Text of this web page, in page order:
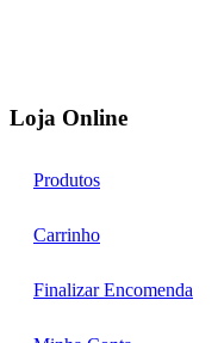
Loja Online
Produtos
Carrinho
Finalizar Encomenda